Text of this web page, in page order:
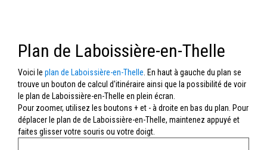
Plan de Laboissière-en-Thelle
Voici le plan de Laboissière-en-Thelle . En haut à gauche du plan se
trouve un bouton de calcul d'itinéraire ainsi que la possibilité de voir
le plan de Laboissière-en-Thelle en plein écran.
Pour zoomer, utilisez les boutons + et - à droite en bas du plan. Pour
déplacer le plan de de Laboissière-en-Thelle, maintenez appuyé et
faites glisser votre souris ou votre doigt.